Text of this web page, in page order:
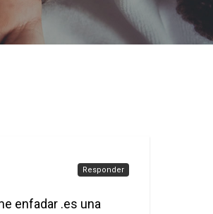
enfadar .es una
Responder